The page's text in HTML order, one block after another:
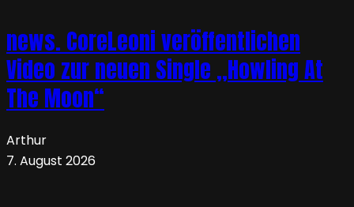
news. CoreLeoni veröffentlichen
Video zur neuen Single „Howling At
The Moon“
Arthur
7. August 2026